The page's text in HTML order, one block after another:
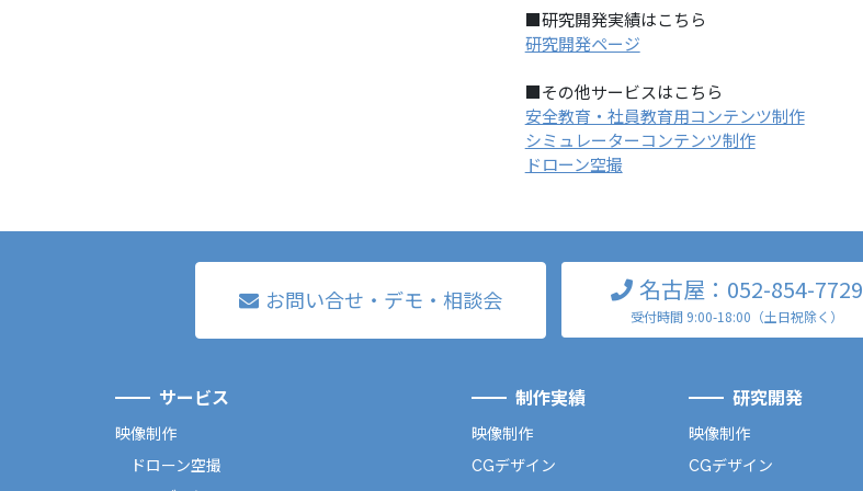
■研究開発実績はこちら
研究開発ページ
■その他サービスはこちら
安全教育・社員教育用コンテンツ制作
シミュレーターコンテンツ制作
ドローン空撮
お問い合せ・デモ・相談会 名古屋：052-854-7729
受付時間 9:00-18:00（土日祝除く）
サービス
映像制作
ドローン空撮
制作実績
映像制作
CGデザイン
研究開発
映像制作
CGデザイン